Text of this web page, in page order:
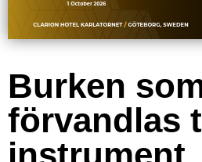
Burken
förvandlas